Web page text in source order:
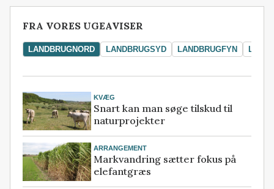
FRA VORES UGEAVISER
LANDBRUGNORD LANDBRUGSYD LANDBRUGFYN
KVÆG
Snart kan man søge tilskud til
naturprojekter
ARRANGEMENT
Markvandring sætter fokus på
elefantgræs